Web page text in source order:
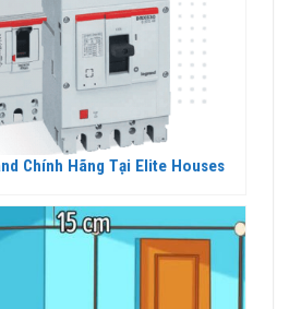
Chính Hãng Tại Elite Houses